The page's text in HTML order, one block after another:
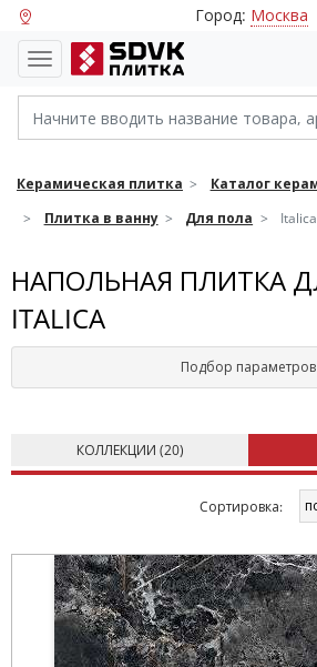
Город: Москва
Керамическая плитка
Каталог
Плитка в ванну
Для пола
НАПОЛЬНАЯ ПЛИТКА
ITALICA
Подбор параметров
КОЛЛЕКЦИИ (20)
Cортировка: